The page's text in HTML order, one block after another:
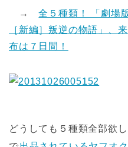
→全５種類！ 「劇場
［新編］叛逆の物語」、
布は７日間！
どうしても５種類全部欲